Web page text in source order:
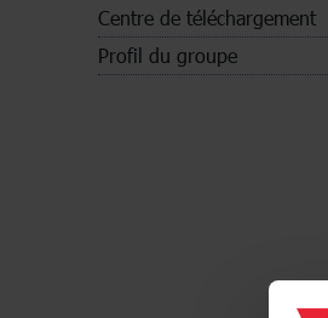
Centre de téléchargement
Profil du groupe